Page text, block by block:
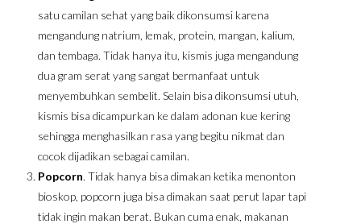
satu camilan sehat yang baik dikonsumsi karena
mengandung natrium, lemak, protein, mangan, kalium,
dan tembaga. Tidak hanya itu, kismis juga mengandung
dua gram serat yang sangat bermanfaat untuk
menyembuhkan sembelit. Selain bisa dikonsumsi utuh,
kismis bisa dicampurkan ke dalam adonan kue kering
sehingga menghasilkan rasa yang begitu nikmat dan
cocok dijadikan sebagai camilan.
Popcorn. Tidak hanya bisa dimakan ketika menonton
bioskop, popcorn juga bisa dimakan saat perut lapar tapi
tidak ingin makan berat. Bukan cuma enak, makanan